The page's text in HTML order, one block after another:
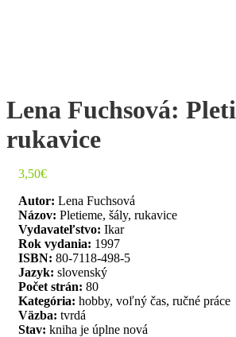
Lena Fuchsová:
rukavice
3,50€
Autor: Lena Fuchsová
Názov: Pletieme, šály, rukavice
Vydavateľstvo: Ikar
Rok vydania: 1997
ISBN: 80-7118-498-5
Jazyk: slovenský
Počet strán: 80
Kategória: hobby, voľný čas, ručné práce
Väzba: tvrdá
Stav: kniha je úplne nová